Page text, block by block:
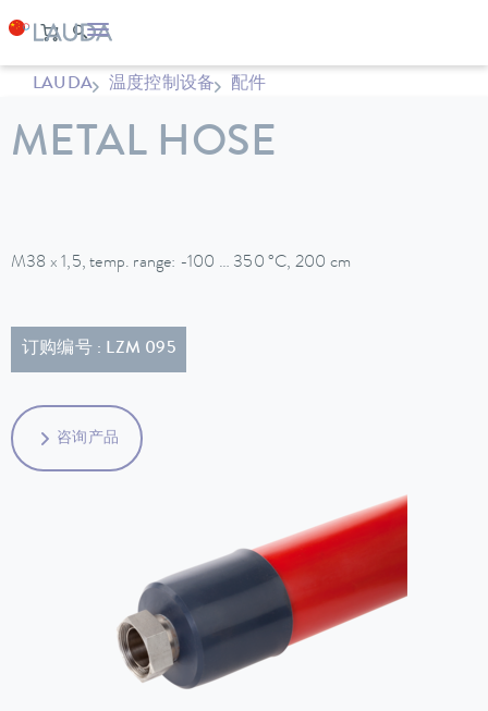
LAUDA 温度控制设备 配件
METAL HOSE
M38 x 1,5, temp. range: -100 … 350 °C, 200 cm
订购编号 : LZM 095
咨询产品